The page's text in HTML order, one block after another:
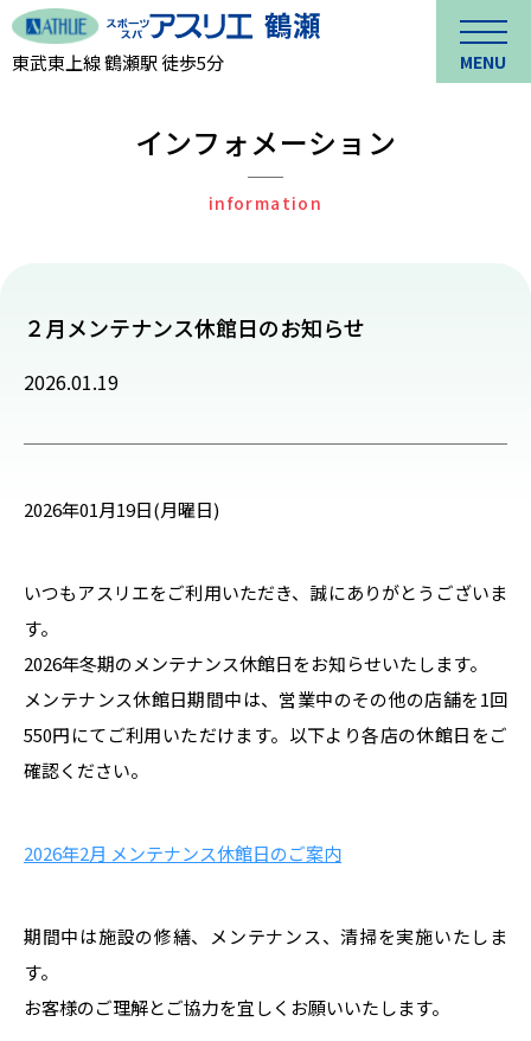
東武東上線 鶴瀬駅 徒歩5分 MENU
インフォメーション
information
２月メンテナンス休館日のお知らせ
2026.01.19
2026年01月19日(月曜日)
いつもアスリエをご利用いただき、誠にありがとうございま
す。
2026年冬期のメンテナンス休館日をお知らせいたします。
メンテナンス休館日期間中は、営業中のその他の店舗を1回
550円にてご利用いただけます。以下より各店の休館日をご
確認ください。
2026年2月 メンテナンス休館日のご案内
期間中は施設の修繕、メンテナンス、清掃を実施いたしま
す。
お客様のご理解とご協力を宜しくお願いいたします。